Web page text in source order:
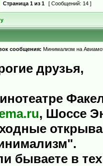
Страница 1 из 1 [ Сообщений: 14 ]
сообщения: Минимализм на
друзья,
, Шоссе
бываете в